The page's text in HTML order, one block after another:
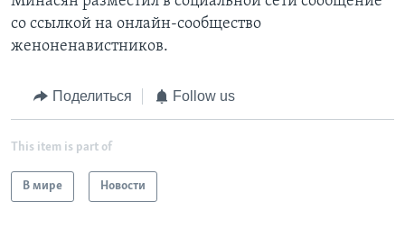
со ссылкой на онлайн-сообщество
женоненавистников.
Поделиться Follow us
This item is part of
В мире Новости